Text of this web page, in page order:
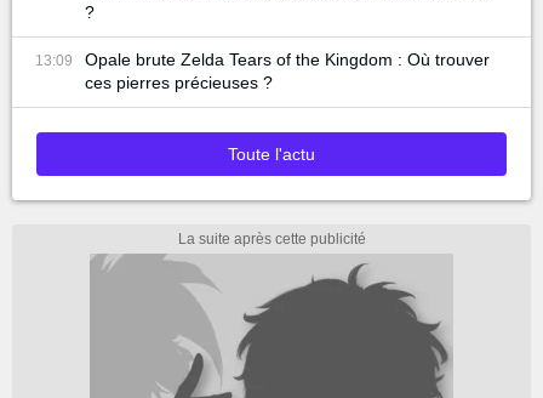
?
13:09
Opale brute Zelda Tears of the Kingdom : Où trouver
ces pierres précieuses ?
Toute l'actu